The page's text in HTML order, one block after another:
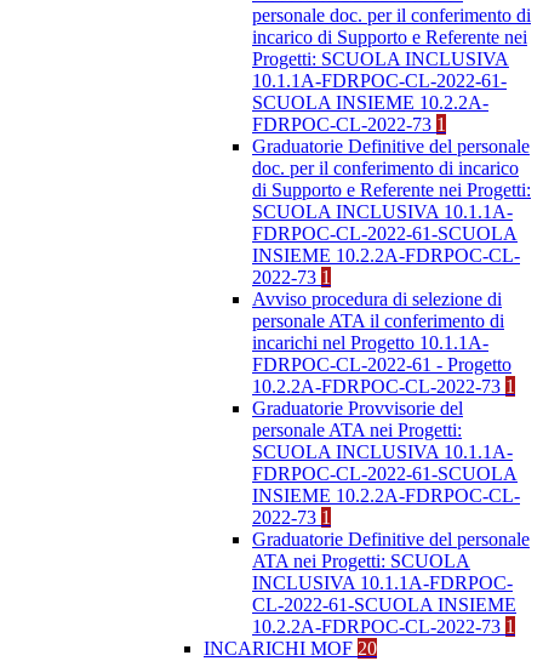
personale doc. per il conferimento di
incarico di Supporto e Referente nei
Progetti: SCUOLA INCLUSIVA
10.1.1A-FDRPOC-CL-2022-61-
SCUOLA INSIEME 10.2.2A-
FDRPOC-CL-2022-73 1
Graduatorie Definitive del personale
doc. per il conferimento di incarico
di Supporto e Referente nei Progetti:
SCUOLA INCLUSIVA 10.1.1A-
FDRPOC-CL-2022-61-SCUOLA
INSIEME 10.2.2A-FDRPOC-CL-
2022-73 1
Avviso procedura di selezione di
personale ATA il conferimento di
incarichi nel Progetto 10.1.1A-
FDRPOC-CL-2022-61 - Progetto
10.2.2A-FDRPOC-CL-2022-73 1
Graduatorie Provvisorie del
personale ATA nei Progetti:
SCUOLA INCLUSIVA 10.1.1A-
FDRPOC-CL-2022-61-SCUOLA
INSIEME 10.2.2A-FDRPOC-CL-
2022-73 1
Graduatorie Definitive del personale
ATA nei Progetti: SCUOLA
INCLUSIVA 10.1.1A-FDRPOC-
CL-2022-61-SCUOLA INSIEME
10.2.2A-FDRPOC-CL-2022-73 1
INCARICHI MOF 20